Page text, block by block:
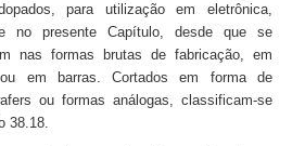
para utilização em eletrônica,
no presente Capítulo, desde que se
nas formas brutas de fabricação, em
em barras. Cortados em forma de
ou formas análogas, classificam-se
38.18.